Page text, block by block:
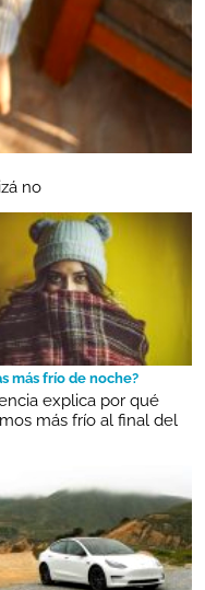
no
más frío de noche?
explica por qué
más frío al final del